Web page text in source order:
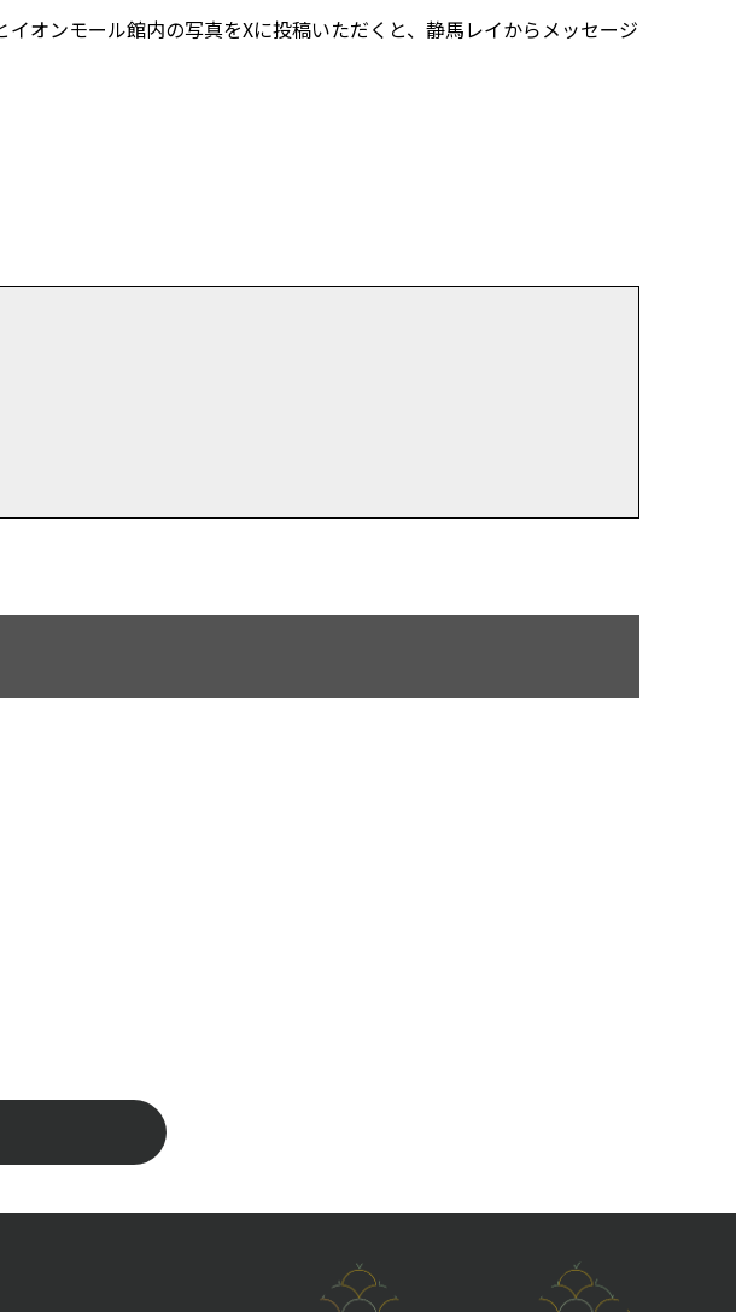
オンモール館内の写真をXに投稿いただくと、静馬レイからメッセージ